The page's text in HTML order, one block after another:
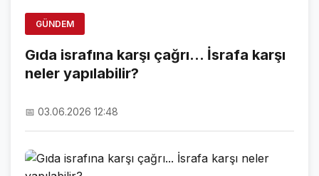
ÖZEL SAYFALAR
NAMAZ VAKİTLERİ
KRİPTO PARALAR
GÜNDEM
Gıda israfına karşı çağrı... İsrafa karşı
neler yapılabilir?
📅 03.06.2026 12:48